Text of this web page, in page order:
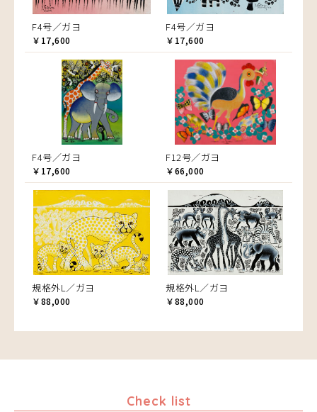
F4号／ガヨ
￥17,600
F4号／ガヨ
￥17,600
F4号／ガヨ
￥17,600
F12号／ガヨ
￥66,000
規格外L／ガヨ
￥88,000
規格外L／ガヨ
￥88,000
Check list